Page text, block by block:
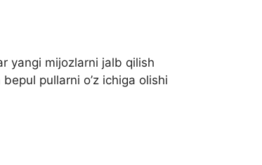
yangi mijozlarni jalb qilish
pullarni o’z ichiga olishi